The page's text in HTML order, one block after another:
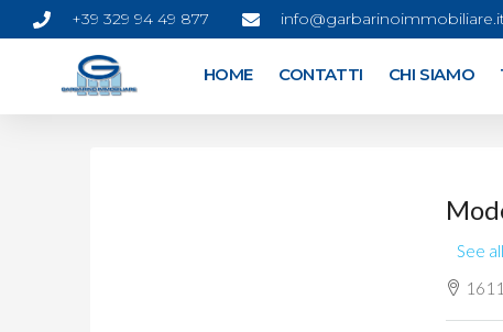
+39 329 94 49 877
HOME CONTATTI CHI SIAMO
See